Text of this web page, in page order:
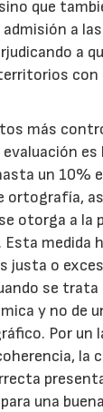
que
a las
a
más
es
un 10%
ortografía,
otorga a la
Esta medida
justa o
se trata
y no de
Por un
la
una buena